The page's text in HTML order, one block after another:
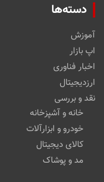
دسته‌ها
آموزش
اپ بازار
اخبار فناوری
ارزدیجیتال
نقد و بررسی
خانه و آشپزخانه
خودرو و ابزارآلات
کالای دیجیتال
مد و پوشاک